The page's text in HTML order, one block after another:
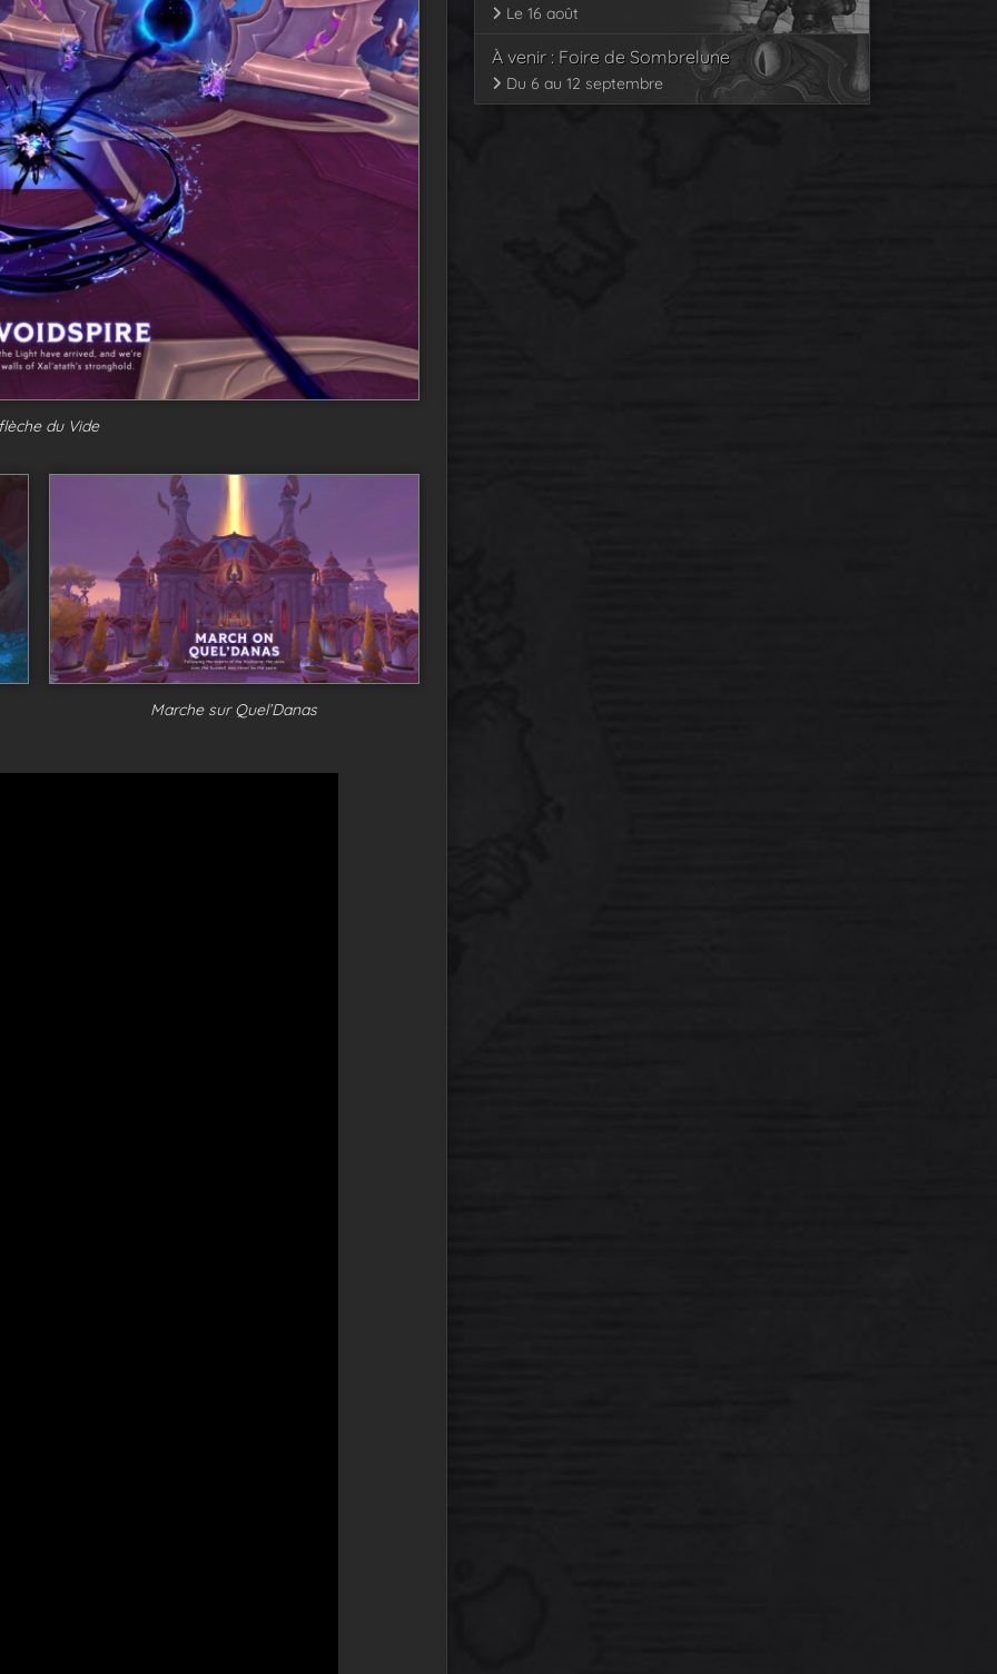
du Vide
Marche sur Quel’Danas
Le 16 août
À venir : Foire de Sombrelune
Du 6 au 12 septembre